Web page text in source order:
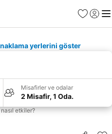
Favoriler
Giriş
yerlerini göster
Misafirler ve odalar
2 Misafir, 1 Oda.
etkiler?